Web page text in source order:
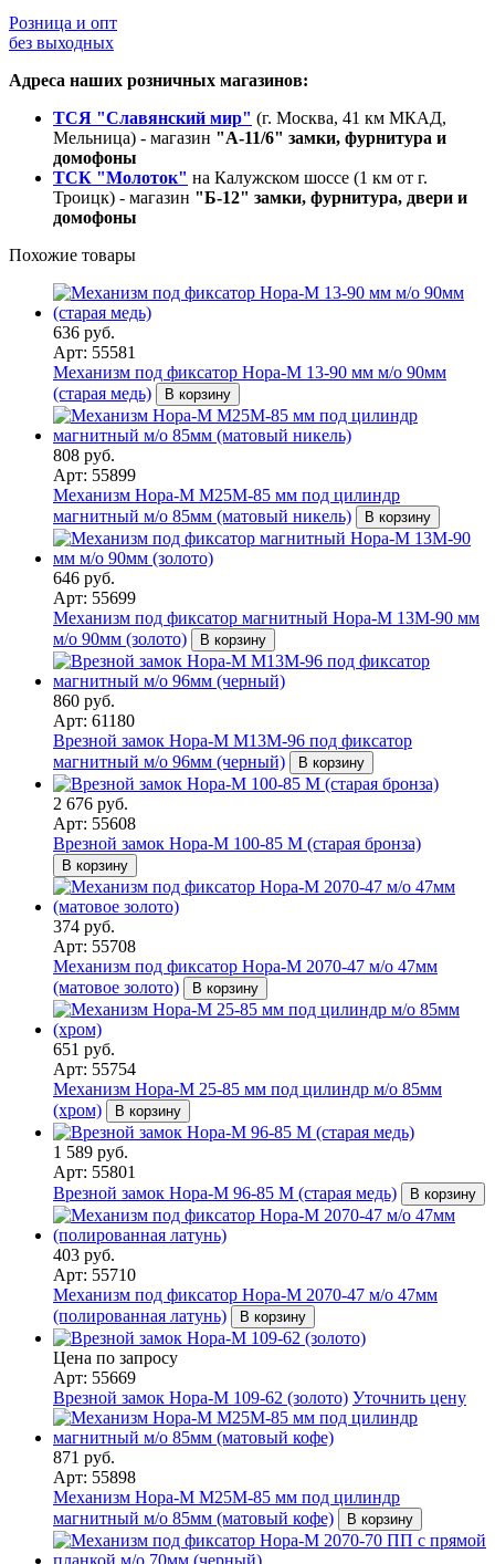
Розница и опт
без выходных
Адреса наших розничных магазинов:
ТСЯ "Славянский мир" (г. Москва, 41 км МКАД,
Мельница) - магазин "А-11/6" замки, фурнитура и
домофоны
ТСК "Молоток" на Калужском шоссе (1 км от г.
Троицк) - магазин "Б-12" замки, фурнитура, двери и
домофоны
Похожие товары
636 руб.
Арт: 55581
Механизм под фиксатор Нора-М 13-90 мм м/о 90мм
(старая медь)
В корзину
808 руб.
Арт: 55899
Механизм Нора-М М25М-85 мм под цилиндр
магнитный м/о 85мм (матовый никель)
В корзину
646 руб.
Арт: 55699
Механизм под фиксатор магнитный Нора-М 13М-90 мм
м/о 90мм (золото)
В корзину
860 руб.
Арт: 61180
Врезной замок Нора-М М13М-96 под фиксатор
магнитный м/о 96мм (черный)
В корзину
2 676 руб.
Арт: 55608
Врезной замок Нора-М 100-85 М (старая бронза)
В корзину
374 руб.
Арт: 55708
Механизм под фиксатор Нора-М 2070-47 м/о 47мм
(матовое золото)
В корзину
651 руб.
Арт: 55754
Механизм Нора-М 25-85 мм под цилиндр м/о 85мм
(хром)
В корзину
1 589 руб.
Арт: 55801
Врезной замок Нора-М 96-85 M (старая медь)
В корзину
403 руб.
Арт: 55710
Механизм под фиксатор Нора-М 2070-47 м/о 47мм
(полированная латунь)
В корзину
Цена по запросу
Арт: 55669
Врезной замок Нора-М 109-62 (золото) Уточнить цену
871 руб.
Арт: 55898
Механизм Нора-М М25М-85 мм под цилиндр
магнитный м/о 85мм (матовый кофе)
В корзину